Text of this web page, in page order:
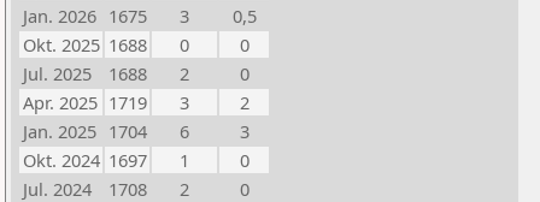
Jan. 2026 1675 3
0,5
Okt. 2025 1688 0
0
Jul. 2025
1688 2
0
Apr. 2025 1719 3
2
Jan. 2025 1704 6
3
Okt. 2024 1697 1
0
Jul. 2024
1708 2
0